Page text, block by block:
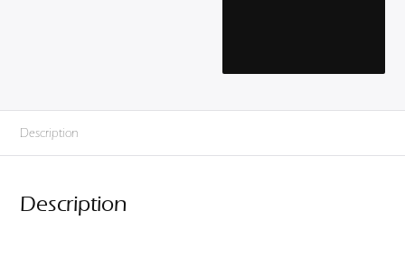
Description
Description